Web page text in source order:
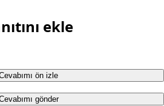
ekle
ön izle
gönder